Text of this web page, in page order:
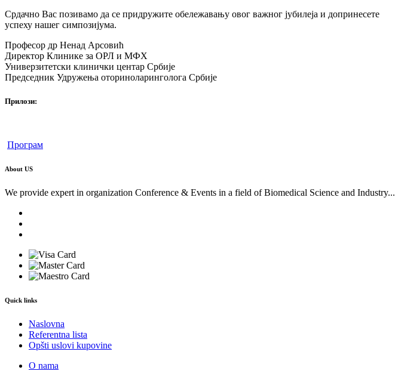
Срдачно Вас позивамо да се придружите обележавању овог важног јубилеја и допринесете
успеху нашег симпозијума.
Професор др Ненад Арсовић
Директор Клинике за ОРЛ и МФХ
Универзитетски клинички центар Србије
Председник Удружења оториноларинголога Србије
Прилози:
Програм
About US
We provide expert in organization Conference & Events in a field of Biomedical Science and Industry...
Quick links
Naslovna
Referentna lista
Opšti uslovi kupovine
O nama